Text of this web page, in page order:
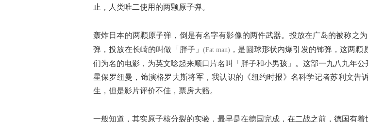
止，人类唯二使用的两颗原子弹。
轰炸日本的两颗原子弹，倒是有名字有影像的两件武器。投放在广岛的被称之为
弹，投放在长崎的叫做「胖子」 (Fat man) ，是圆球形状内爆引发的钸弹，这两
们为名的电影，为英文唸起来顺口片名叫「胖子和小男孩」。这部一九八九年
星保罗纽曼，饰演格罗夫斯将军，我认识的《纽约时报》名科学记者苏利文告
生，但是影片评价不佳，票房大赔。
一般知道，其实原子核分裂的实验，最早是在德国完成，在二战之前，德国有